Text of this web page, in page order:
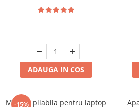
ADAUGA IN COS
-15%
Masuta pliabila pentru laptop